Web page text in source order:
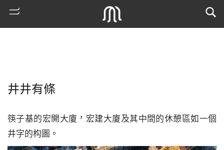
井井有條
筷子基的宏開大廈，宏建大廈及其中間的休憩區如一個
井字的构圖。